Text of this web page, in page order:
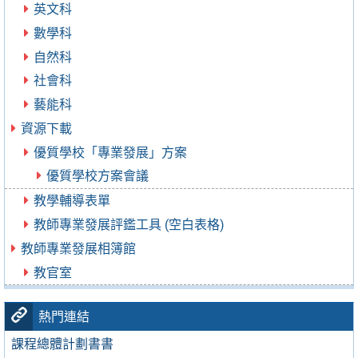
英文科
數學科
自然科
社會科
藝能科
資源下載
優質學校「專業發展」方案
優質學校方案會議
教學輔導表單
教師專業發展評鑑工具 (空白表格)
教師專業發展相簿館
教官室
熱門連結
課程總體計劃書書